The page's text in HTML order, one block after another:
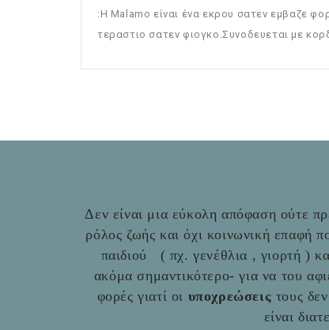
:Η Malamo είναι ένα εκρου σατεν εμβαζε
τεραστιο σατεν φιογκο.Συνοδευεται με
Δεν είναι μια εύκολη απόφαση ούτε
ρόλος ζωής και όχι κοινωνική επαφή
παιδιού ( πχ. γενέθλια , γιορτή )
ακόμα σημαντικότερο- για να του
φορές γιατί οι υποχρεώσεις τους
είναι